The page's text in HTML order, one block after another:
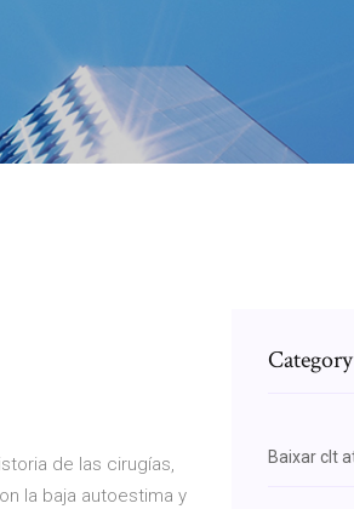
de las cirugías,
la baja autoestima y
Category
Baixar clt